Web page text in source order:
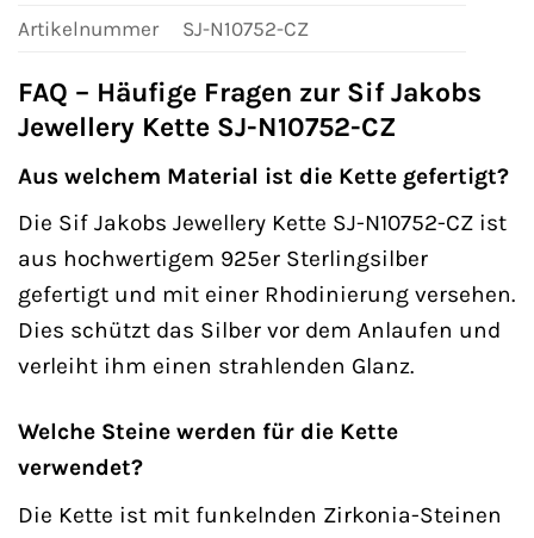
Artikelnummer
SJ-N10752-CZ
FAQ – Häufige Fragen zur Sif Jakobs
Jewellery Kette SJ-N10752-CZ
Aus welchem Material ist die Kette gefertigt?
Die Sif Jakobs Jewellery Kette SJ-N10752-CZ ist
aus hochwertigem 925er Sterlingsilber
gefertigt und mit einer Rhodinierung versehen.
Dies schützt das Silber vor dem Anlaufen und
verleiht ihm einen strahlenden Glanz.
Welche Steine werden für die Kette
verwendet?
Die Kette ist mit funkelnden Zirkonia-Steinen